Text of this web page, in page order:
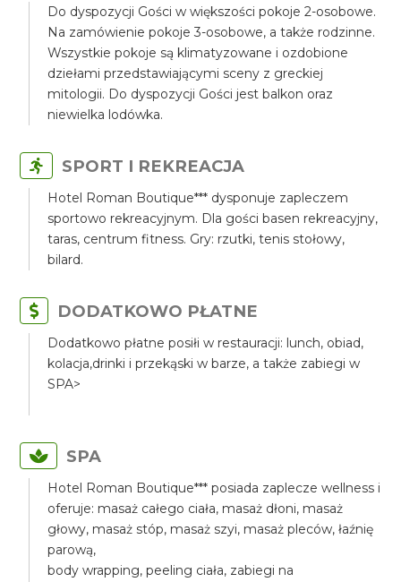
Do dyspozycji Gości w większości pokoje 2-osobowe.
Na zamówienie pokoje 3-osobowe, a także rodzinne.
Wszystkie pokoje są klimatyzowane i ozdobione
dziełami przedstawiającymi sceny z greckiej
mitologii. Do dyspozycji Gości jest balkon oraz
niewielka lodówka.
SPORT I REKREACJA
Hotel Roman Boutique*** dysponuje zapleczem
sportowo rekreacyjnym. Dla gości basen rekreacyjny,
taras, centrum fitness. Gry: rzutki, tenis stołowy,
bilard.
DODATKOWO PŁATNE
Dodatkowo płatne posiłi w restauracji: lunch, obiad,
kolacja,drinki i przekąski w barze, a także zabiegi w
SPA>
SPA
Hotel Roman Boutique*** posiada zaplecze wellness i
oferuje: masaż całego ciała, masaż dłoni, masaż
głowy, masaż stóp, masaż szyi, masaż pleców, łaźnię
parową,
body wrapping, peeling ciała, zabiegi na